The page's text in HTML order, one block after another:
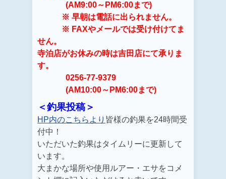
(AM9:00～PM6:00まで)
※ 早朝は電話に出られません。
※ FAXやメールでは受け付けてま
せん。
寺泊店がお休みの時は吉田店にて承りま
す。
0256-77-9379
(AM10:00～PM6:00まで)
＜釣果投稿＞
HP内のこちらより 皆様の釣果を24時間受
付中！
いただいた釣果はタイムリーに更新して
います。
大まかな場所や使用ルアー・エサをコメ